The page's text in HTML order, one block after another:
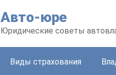
Авто-юре
Юридические советы
Виды страхования